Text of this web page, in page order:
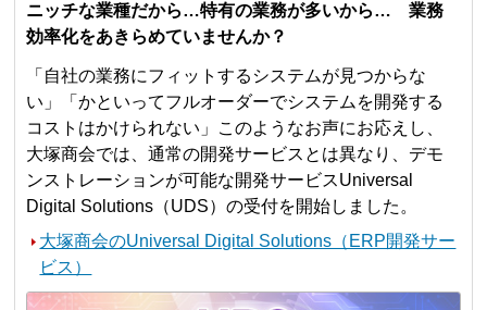
ニッチな業種だから…特有の業務が多いから… 業務
効率化をあきらめていませんか？
「自社の業務にフィットするシステムが見つからな
い」「かといってフルオーダーでシステムを開発する
コストはかけられない」このようなお声にお応えし、
大塚商会では、通常の開発サービスとは異なり、デモ
ンストレーションが可能な開発サービスUniversal
Digital Solutions（UDS）の受付を開始しました。
大塚商会のUniversal Digital Solutions（ERP開発サー
ビス）